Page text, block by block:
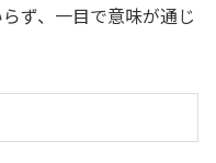
ず、一目で意味が通じ